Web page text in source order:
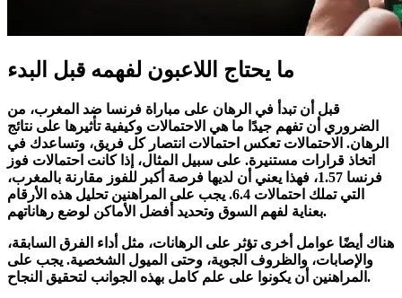
ما يحتاج اللاعبون لفهمه قبل البدء
قبل أن تبدأ في الرهان على مباراة فرنسا ضد المغرب، من
الضروري أن تفهم جيدًا ما هي الاحتمالات وكيفية تأثيرها على نتائج
الرهان. الاحتمالات تعكس احتمالات انتصار كل فريق، وتساعدك في
اتخاذ قرارات مستنيرة. على سبيل المثال، إذا كانت احتمالات فوز
فرنسا 1.57، فهذا يعني أن لديها فرصة أكبر للفوز مقارنة بالمغرب،
التي تملك احتمالات 6.4. يجب على المراهنين تحليل هذه الأرقام
بعناية لفهم السوق وتحديد أفضل الأماكن لوضع رهاناتهم.
هناك أيضًا عوامل أخرى تؤثر على الرهانات، مثل أداء الفرق السابقة،
والإصابات، والظروف الجوية، وحتى الميول الشخصية. يجب على
المراهنين أن يكونوا على علم كامل بهذه الجوانب لتحقيق النجاح.